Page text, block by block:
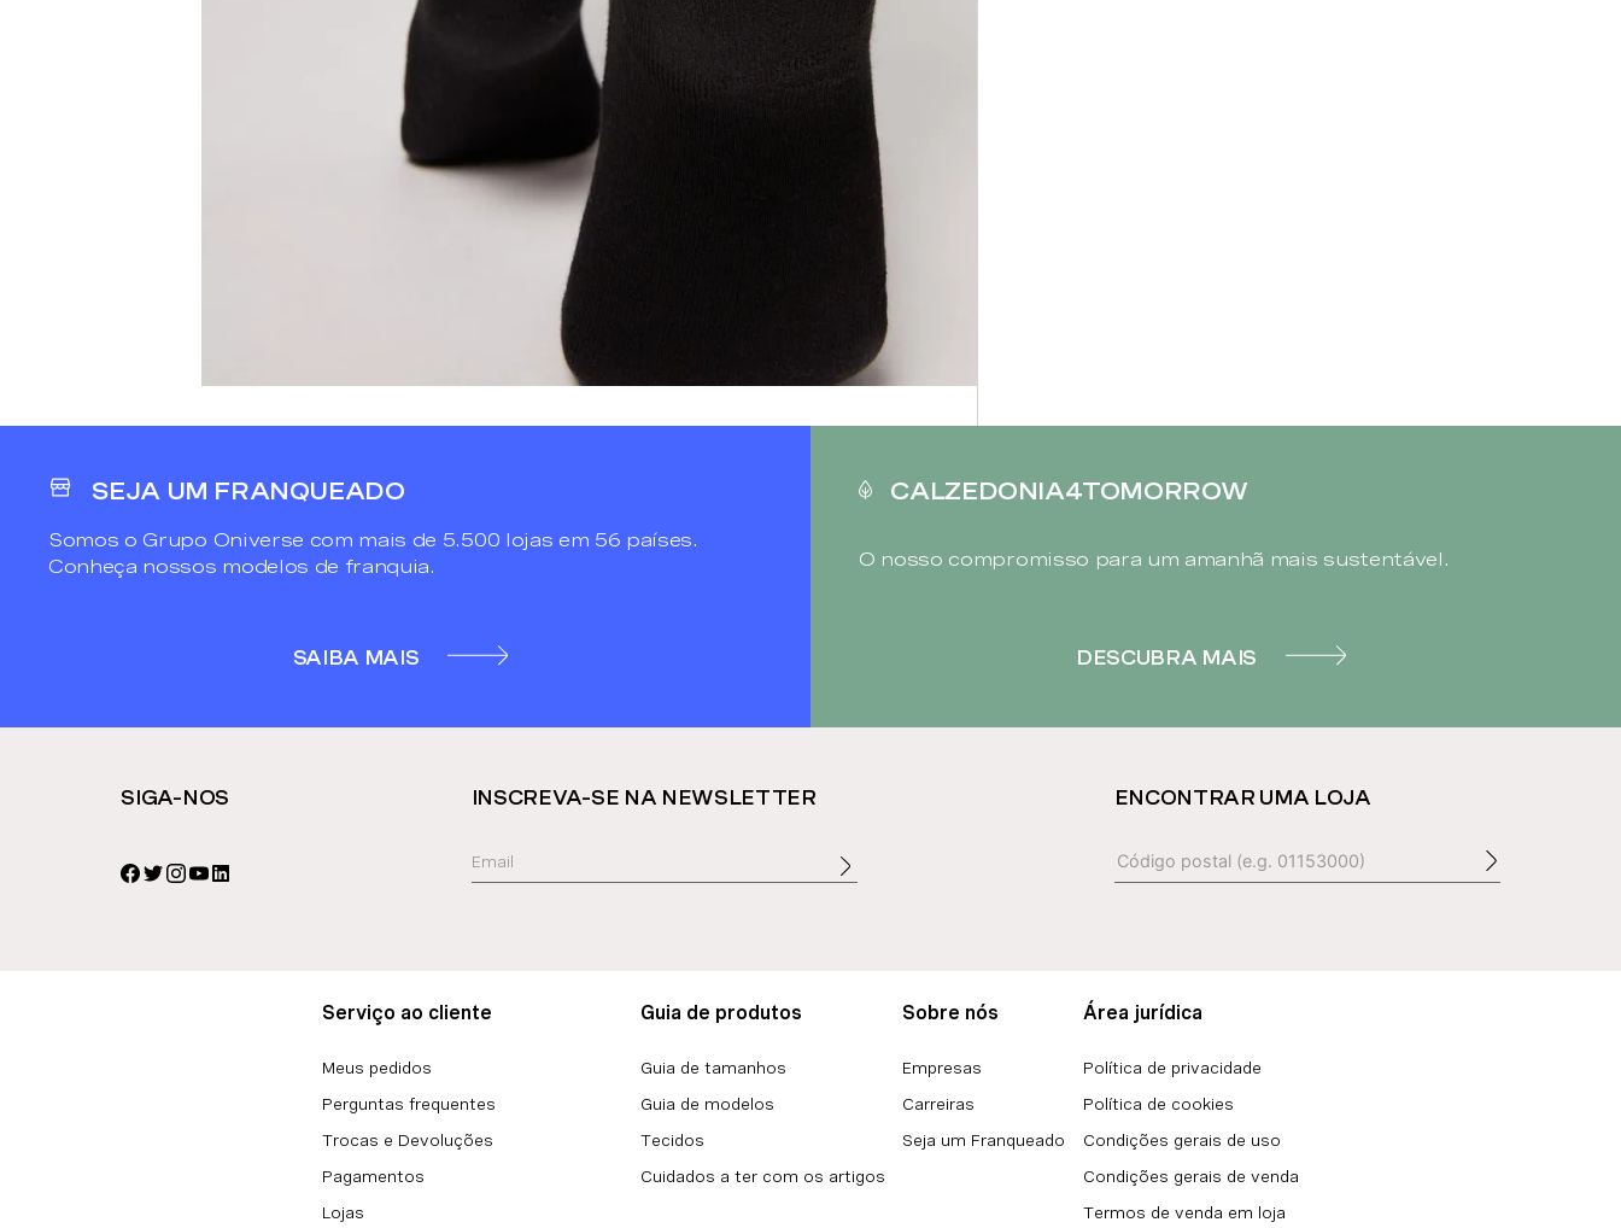
SEJA UM FRANQUEADO
Somos o Grupo Oniverse com mais de 5.500 lojas em 56 países.
Conheça nossos modelos de franquia.
SAIBA MAIS
CALZEDONIA4TOMORROW
O nosso compromisso para um amanhã mais sustentável.
DESCUBRA MAIS
SIGA-NOS INSCREVA-SE NA NEWSLETTER ENCONTRAR UMA LOJA
Serviço ao cliente
Meus pedidos
Perguntas frequentes
Trocas e Devoluções
Pagamentos
Lojas
Guia de produtos
Guia de tamanhos
Guia de modelos
Tecidos
Cuidados a ter com os artigos
Sobre nós
Empresas
Carreiras
Seja um Franqueado
Área jurídica
Política de privacidade
Política de cookies
Condições gerais de uso
Condições gerais de venda
Termos de venda em loja